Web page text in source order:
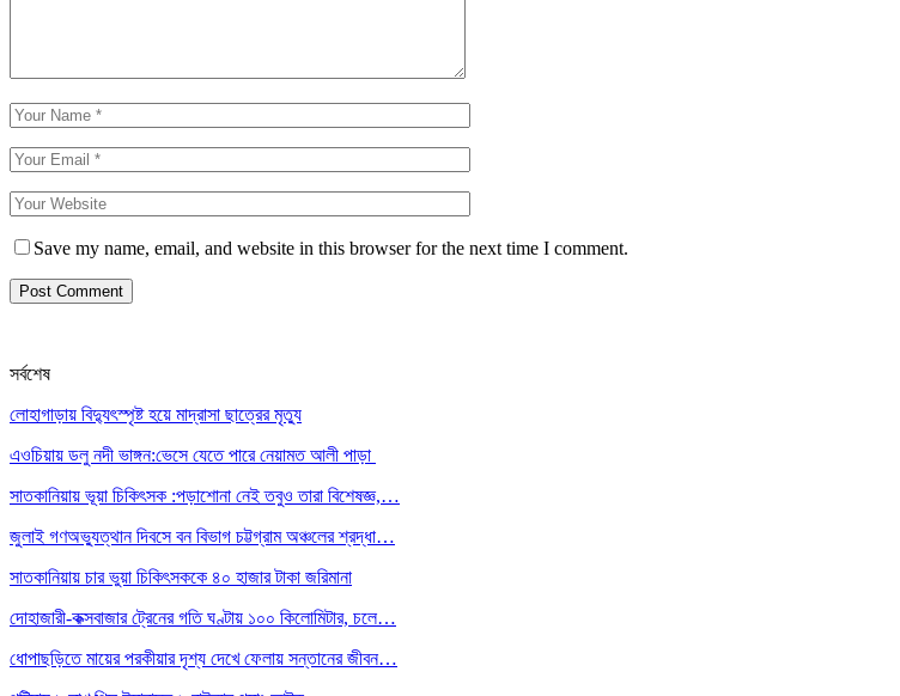
Save my name, email, and website in this browser for the next time I comment.
সর্বশেষ
লোহাগাড়ায় বিদ্যুৎস্পৃষ্ট হয়ে মাদ্রাসা ছাত্রের মৃত্যু
এওচিয়ায় ডলু নদী ভাঙ্গন:ভেসে যেতে পারে নেয়ামত আলী পাড়া
সাতকানিয়ায় ভূয়া চিকিৎসক :পড়াশোনা নেই তবুও তারা বিশেষজ্ঞ,…
জুলাই গণঅভ্যুত্থান দিবসে বন বিভাগ চট্টগ্রাম অঞ্চলের শ্রদ্ধা…
সাতকানিয়ায় চার ভুয়া চিকিৎসককে ৪০ হাজার টাকা জরিমানা
দোহাজারী-কক্সবাজার ট্রেনের গতি ঘণ্টায় ১০০ কিলোমিটার, চলে…
ধোপাছড়িতে মায়ের পরকীয়ার দৃশ্য দেখে ফেলায় সন্তানের জীবন…